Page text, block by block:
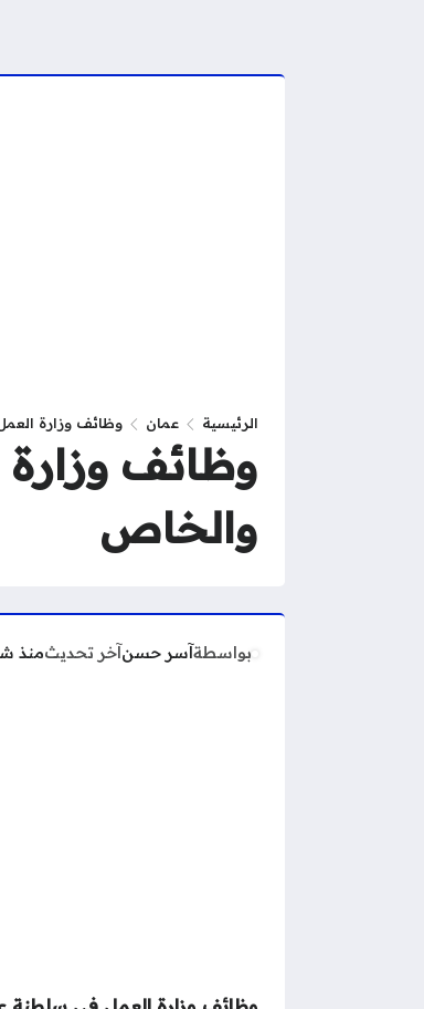
الرئيسية عمان وظائف وزارة
وظائف وزارة
والخاص
بواسطةآسر حسنآخر تحديثمنذ